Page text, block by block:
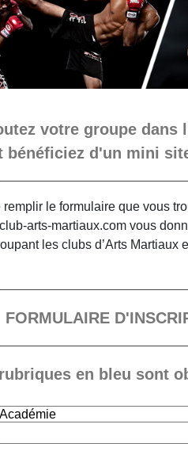
votre groupe dans
bénéficiez d'un mini
remplir le formulaire que vous
arts-martiaux.com vous
les clubs d’Arts Martiaux
FORMULAIRE
en bleu sont